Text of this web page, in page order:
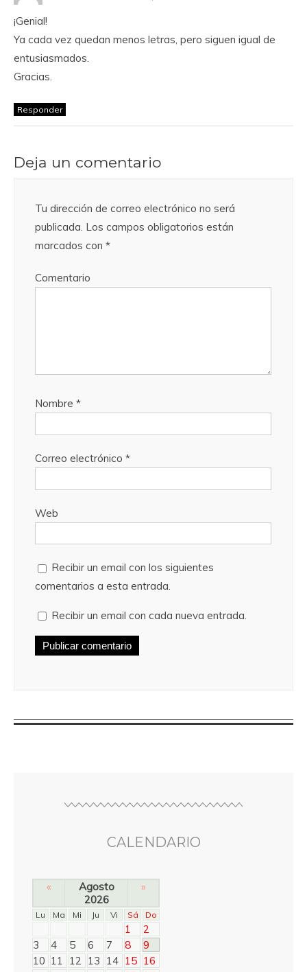
¡Genial!
Ya cada vez quedan menos letras, pero siguen igual de
entusiasmados.
Gracias.
Responder
Deja un comentario
Tu dirección de correo electrónico no será
publicada. Los campos obligatorios están
marcados con *
Comentario
Nombre *
Correo electrónico *
Web
Recibir un email con los siguientes
comentarios a esta entrada.
Recibir un email con cada nueva entrada.
CALENDARIO
«
Agosto
2026
»
Lu Ma Mi Ju Vi Sá Do
1
2
3
4 5 6 7 8
9
10 11 12 13 14 15 16